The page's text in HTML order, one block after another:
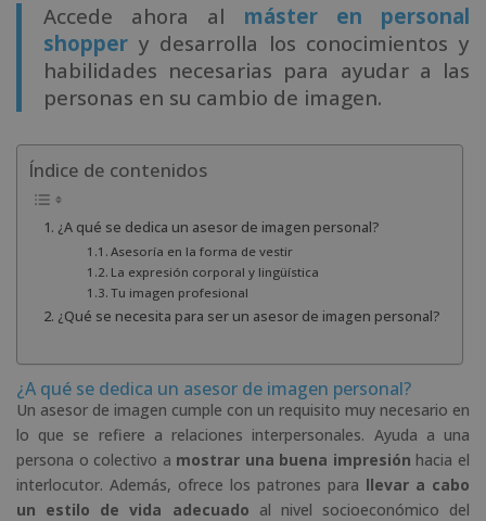
Accede ahora al máster en personal
shopper y desarrolla los conocimientos y
habilidades necesarias para ayudar a las
personas en su cambio de imagen.
Índice de contenidos
¿A qué se dedica un asesor de imagen personal?
Asesoría en la forma de vestir
La expresión corporal y lingüística
Tu imagen profesional
¿Qué se necesita para ser un asesor de imagen personal?
¿A qué se dedica un asesor de imagen personal?
Un asesor de imagen cumple con un requisito muy necesario en
lo que se refiere a relaciones interpersonales. Ayuda a una
persona o colectivo a mostrar una buena impresión hacia el
interlocutor. Además, ofrece los patrones para llevar a cabo
un estilo de vida adecuado al nivel socioeconómico del